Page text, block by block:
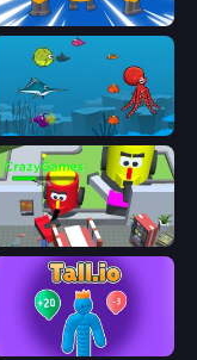
Numbers Arena
Fish Eat Fishes
CleanUp.IO
Tall.io